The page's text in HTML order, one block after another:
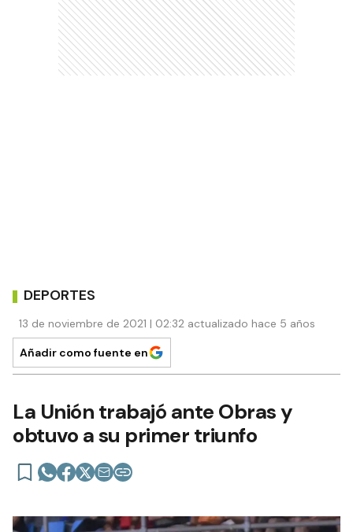
DEPORTES
13 de noviembre de 2021 | 02:32 actualizado hace 5 años
Añadir como fuente en
La Unión trabajó ante Obras y
obtuvo a su primer triunfo